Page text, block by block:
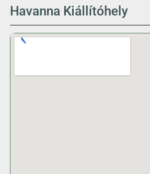
Havanna Kiállítóhely